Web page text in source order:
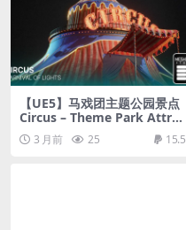
【UE5】马戏团主题公园景点
Circus – Theme Park Attrac
tion3 月前 25 15.5